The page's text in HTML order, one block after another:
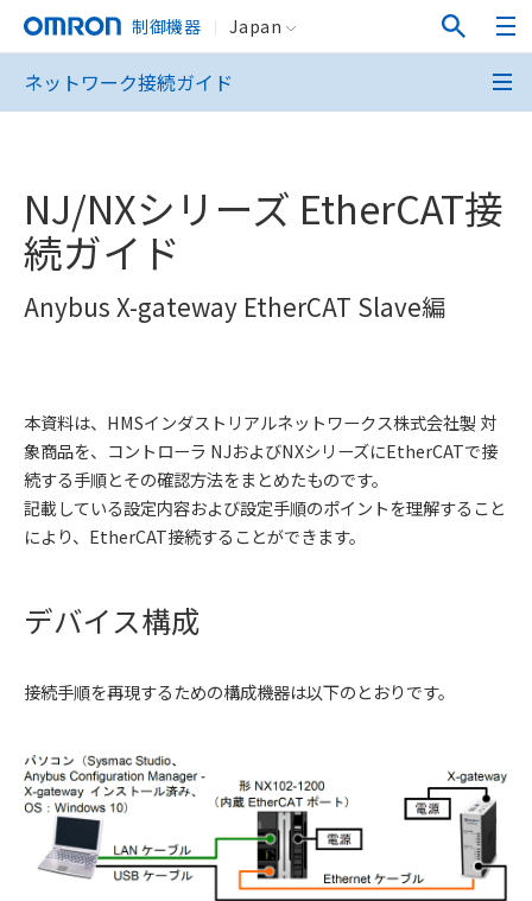
制御機器 Japan
ネットワーク接続ガイド
NJ/NXシリーズ EtherCAT接
続ガイド
Anybus X-gateway EtherCAT Slave編
本資料は、HMSインダストリアルネットワークス株式会社製 対
象商品を、コントローラ NJおよびNXシリーズにEtherCATで接
続する手順とその確認方法をまとめたものです。
記載している設定内容および設定手順のポイントを理解すること
により、EtherCAT接続することができます。
デバイス構成
接続手順を再現するための構成機器は以下のとおりです。